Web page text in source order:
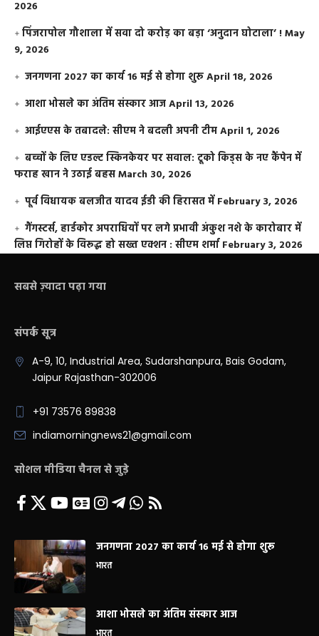
2026
​पिंजरापोल गौशाला में सवा दो करोड़ का बड़ा ‘अनुदान घोटाला’ !May
9, 2026
जनगणना 2027 का कार्य 16 मई से होगा शुरूApril 18, 2026
आशा भोसले का अंतिम संस्कार आजApril 13, 2026
आईएएस के तबादले: सीएम ने बदली अपनी टीमApril 1, 2026
बच्चों के लिए एडल्ट स्किनकेयर पर सवाल: टूको किड्स के नए कैंपेन में
फराह खान ने उठाई बहसMarch 30, 2026
पूर्व विधायक बलजीत यादव ईडी की हिरासत में February 3, 2026
गैंगस्टर्स, हार्डकोर अपराधियों पर लगे प्रभावी अंकुश नशे के कारोबार में
लिप्त गिरोहों के विरूद्ध हो सख्त एक्शन : सीएम शर्मा February 3, 2026
सबसे ज़्यादा पढ़ा गया
संपर्क सूत्र
A-9, 10, Industrial Area, Sudarshanpura, Bais Godam,
Jaipur Rajasthan-302006
+91 73576 89838
indiamorningnews21@gmail.com
सोशल मीडिया चैनल से जुड़े
जनगणना 2027 का कार्य 16 मई से होगा शुरू
भारत
आशा भोसले का अंतिम संस्कार आज